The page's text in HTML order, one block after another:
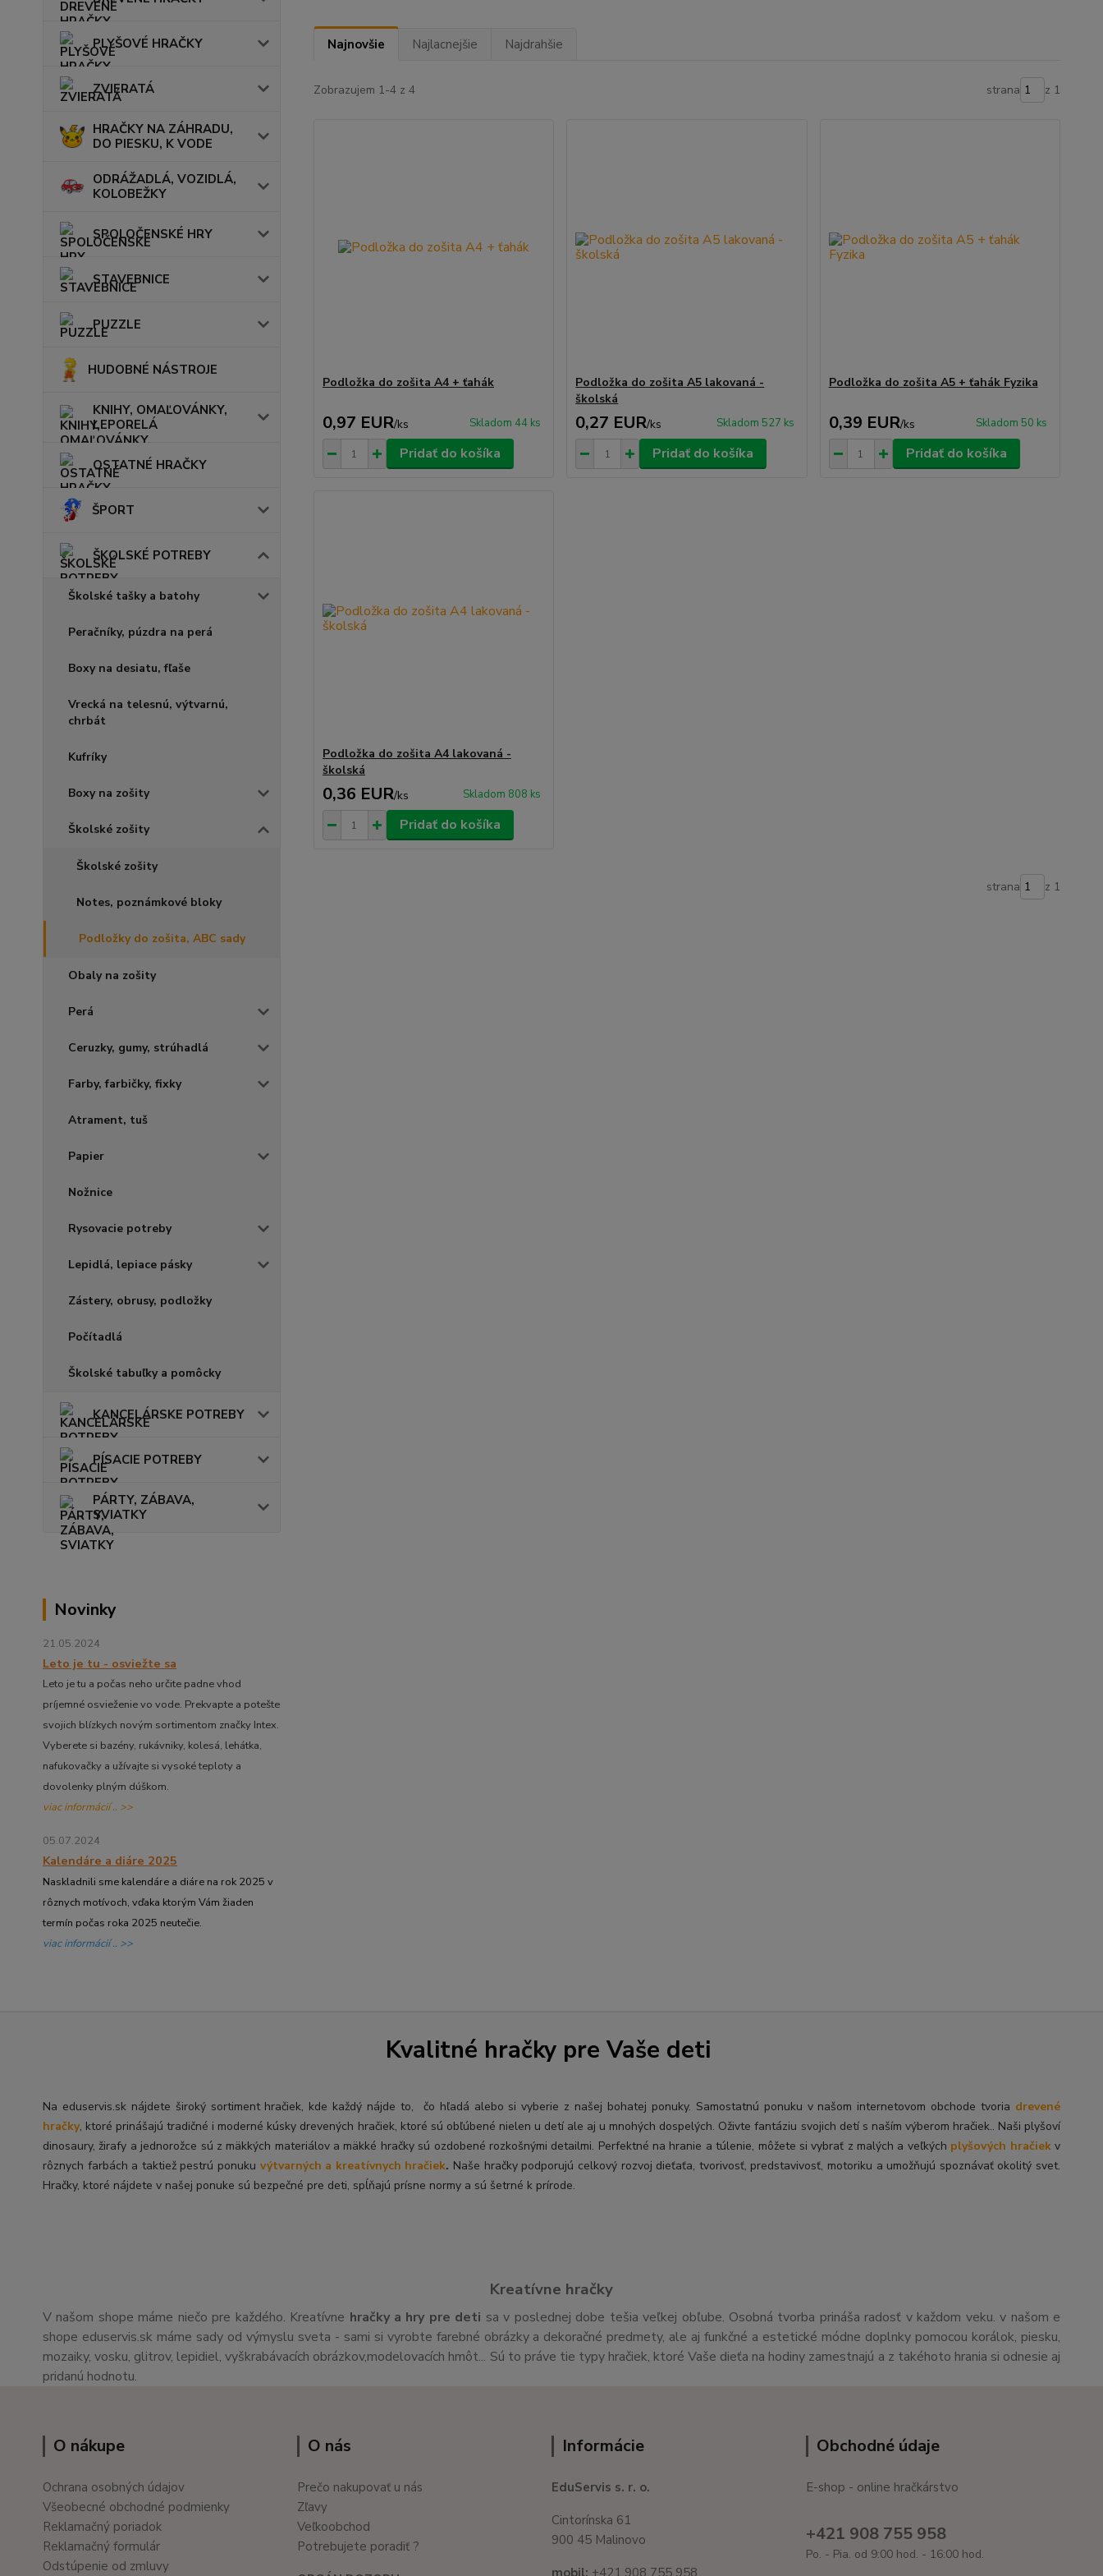
PLYŠOVÉ HRAČKY
ZVIERATÁ
HRAČKY NA ZÁHRADU,
DO PIESKU, K VODE
ODRÁŽADLÁ, VOZIDLÁ,
KOLOBEŽKY
SPOLOČENSKÉ HRY
STAVEBNICE
PUZZLE
HUDOBNÉ NÁSTROJE
KNIHY, OMAĽOVÁNKY,
LEPORELÁ
OSTATNÉ HRAČKY
ŠPORT
ŠKOLSKÉ POTREBY
Školské tašky a batohy
Peračníky, púzdra na perá
Boxy na desiatu, fľaše
Vrecká na telesnú, výtvarnú,
chrbát
Kufríky
Boxy na zošity
Školské zošity
Školské zošity
Notes, poznámkové bloky
Podložky do zošita, ABC sady
Obaly na zošity
Perá
Ceruzky, gumy, strúhadlá
Farby, farbičky, fixky
Atrament, tuš
Papier
Nožnice
Rysovacie potreby
Lepidlá, lepiace pásky
Zástery, obrusy, podložky
Počítadlá
Školské tabuľky a pomôcky
KANCELÁRSKE POTREBY
PÍSACIE POTREBY
PÁRTY, ZÁBAVA,
SVIATKY
Novinky
21.05.2024
Leto je tu - osviežte sa
Leto je tu a počas neho určite padne vhod
príjemné osvieženie vo vode. Prekvapte a potešte
svojich blízkych novým sortimentom značky Intex.
Vyberete si bazény, rukávniky, kolesá, lehátka,
nafukovačky a užívajte si vysoké teploty a
dovolenky plným dúškom.
viac informácií .. >>
05.07.2024
Kalendáre a diáre 2025
Naskladnili sme kalendáre a diáre na rok 2025 v
rôznych motívoch, vďaka ktorým Vám žiaden
termín počas roka 2025 neutečie.
viac informácií .. >>
Najnovšie Najlacnejšie Najdrahšie
Zobrazujem 1-4 z 4 strana z 1
Podložka do zošita A4 + ťahák
0,97 EUR/ks Skladom 44 ks
Pridať do košíka
Podložka do zošita A5 lakovaná -
školská
0,27 EUR/ks Skladom 527 ks
Pridať do košíka
Podložka do zošita A5 + ťahák Fyzika
0,39 EUR/ks Skladom 50 ks
Pridať do košíka
Podložka do zošita A4 lakovaná -
školská
0,36 EUR/ks Skladom 808 ks
Pridať do košíka
strana z 1
Kvalitné hračky pre Vaše deti
Na eduservis.sk nájdete široký sortiment hračiek, kde každý nájde to, čo hľadá alebo si vyberie z našej bohatej ponuky. Samostatnú ponuku v našom internetovom obchode tvoria drevené
hračky, ktoré prinášajú tradičné i moderné kúsky drevených hračiek, ktoré sú obľúbené nielen u detí ale aj u mnohých dospelých. Oživte fantáziu svojich detí s naším výberom hračiek.. Naši plyšoví
dinosaury, žirafy a jednorožce sú z mäkkých materiálov a mäkké hračky sú ozdobené rozkošnými detailmi. Perfektné na hranie a túlenie, môžete si vybrať z malých a veľkých plyšových hračiekv
rôznych farbách a taktiež pestrú ponuku výtvarných a kreatívnych hračiek. Naše hračky podporujú celkový rozvoj dieťaťa, tvorivosť, predstavivosť, motoriku a umožňujú spoznávať okolitý svet.
Hračky, ktoré nájdete v našej ponuke sú bezpečné pre deti, spĺňajú prísne normy a sú šetrné k prírode.
Kreatívne hračky
V našom shope máme niečo pre každého. Kreatívne hračky a hry pre deti sa v poslednej dobe tešia veľkej obľube. Osobná tvorba prináša radosť v každom veku. v našom e
shope eduservis.sk máme sady od výmyslu sveta - sami si vyrobte farebné obrázky a dekoračné predmety, ale aj funkčné a estetické módne doplnky pomocou korálok, piesku,
mozaiky, vosku, glitrov, lepidiel, vyškrabávacích obrázkov,modelovacích hmôt... Sú to práve tie typy hračiek, ktoré Vaše dieťa na hodiny zamestnajú a z takéhoto hrania si odnesie aj
pridanú hodnotu.
O nákupe
Ochrana osobných údajov
Všeobecné obchodné podmienky
Reklamačný poriadok
Reklamačný formulár
Odstúpenie od zmluvy
O nás
Prečo nakupovať u nás
Zľavy
Veľkoobchod
Potrebujete poradiť ?
Informácie
EduServis s. r. o.
Cintorínska 61
900 45 Malinovo
mobil: +421 908 755 958
Obchodné údaje
E-shop - online hračkárstvo
+421 908 755 958
Po. - Pia. od 9:00 hod. - 16:00 hod.